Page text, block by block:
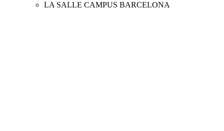
LA SALLE CAMPUS BARCELONA